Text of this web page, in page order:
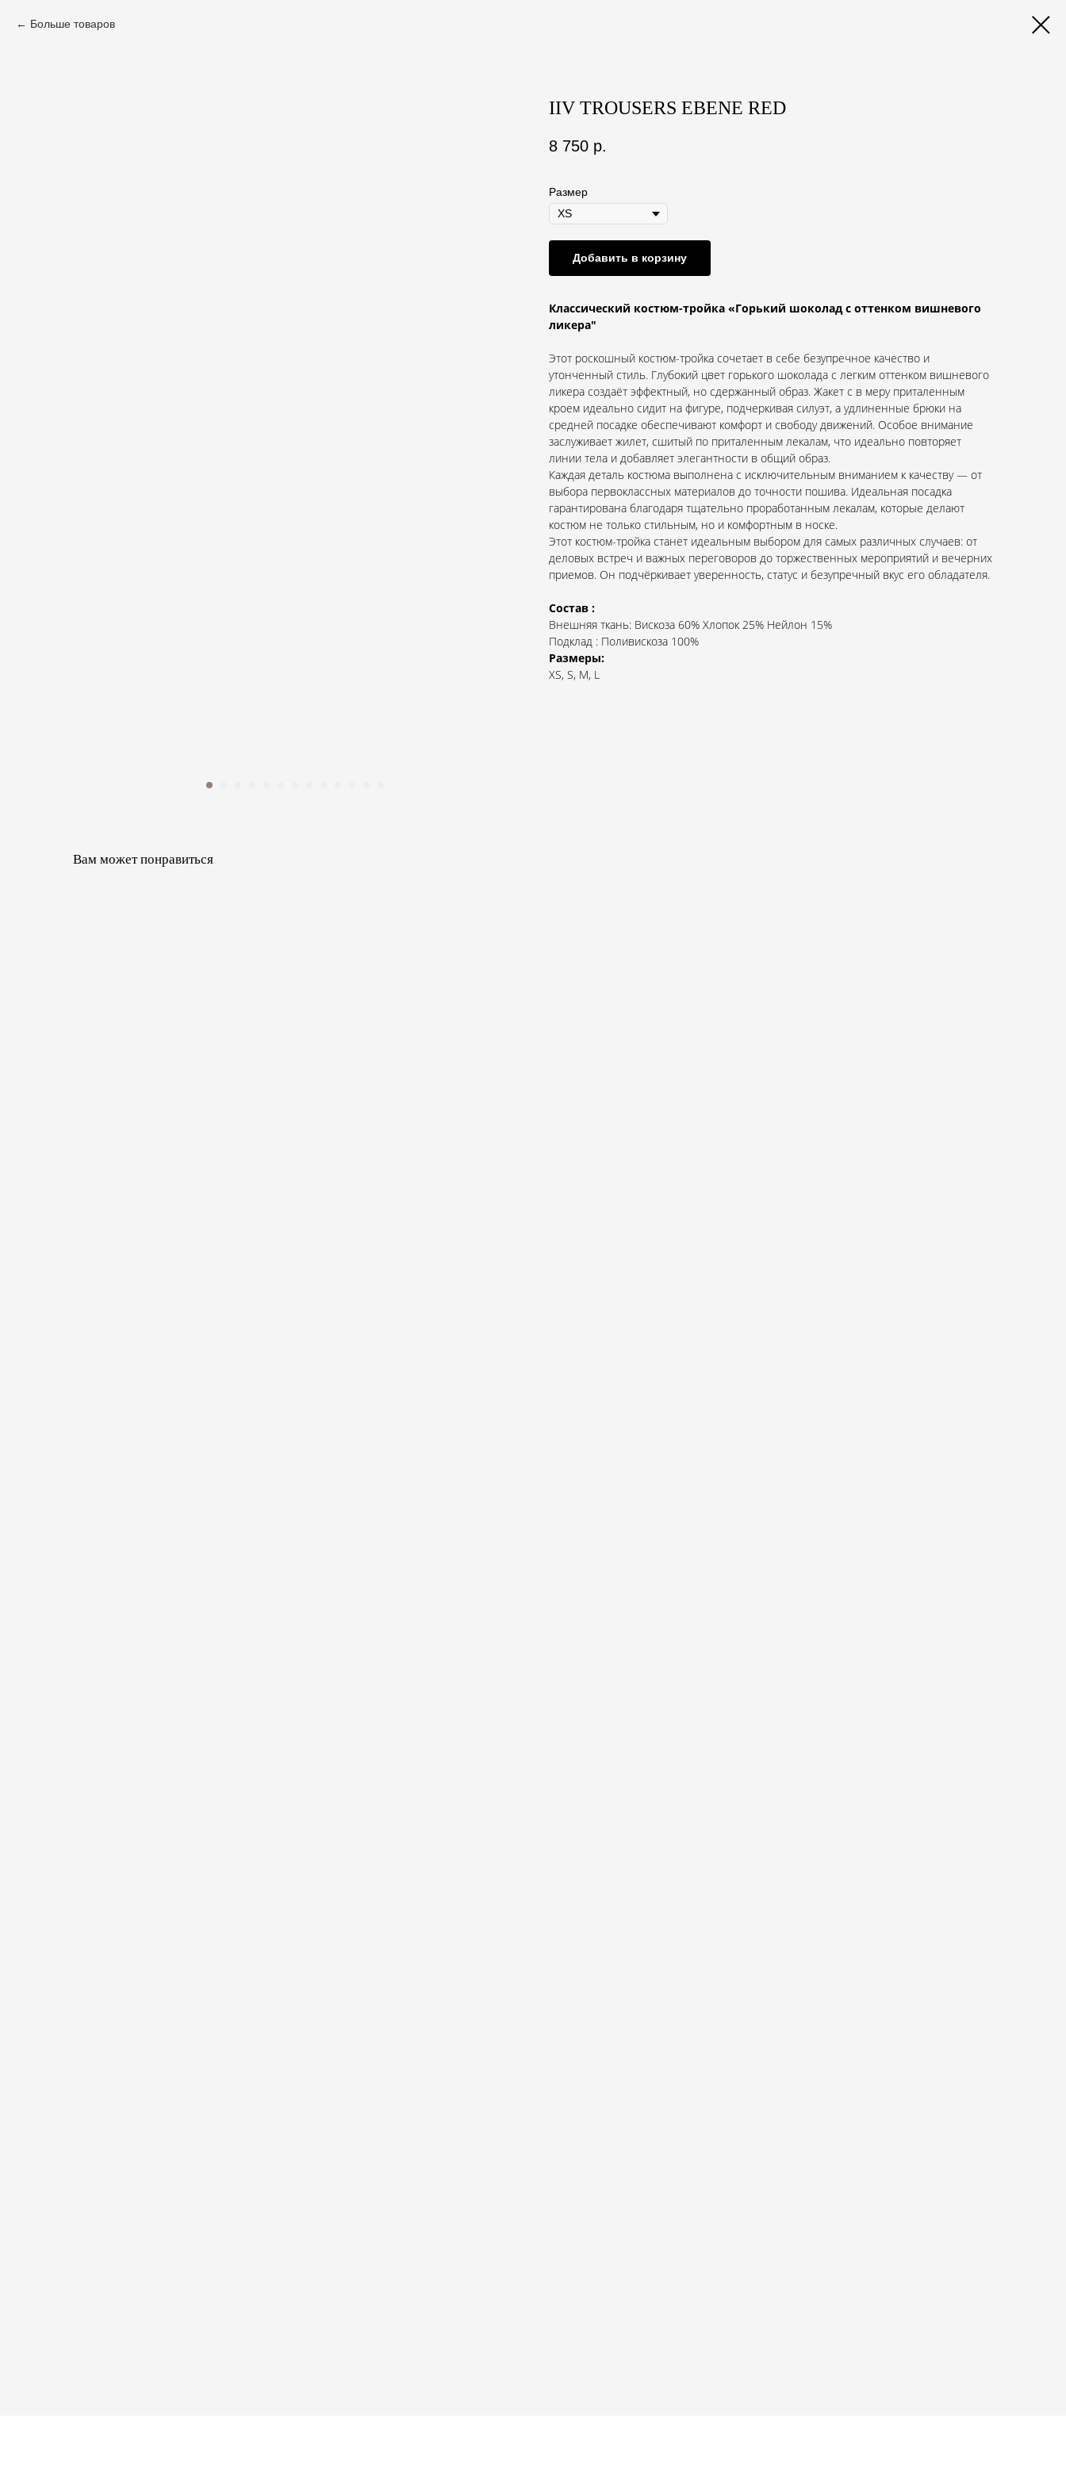
Больше товаров
IIV TROUSERS EBENE RED
8 750 р.
Размер
Добавить в корзину
Классический костюм-тройка «Горький шоколад с оттенком вишневого
ликера"
Этот роскошный костюм-тройка сочетает в себе безупречное качество и
утонченный стиль. Глубокий цвет горького шоколада с легким оттенком вишневого
ликера создаёт эффектный, но сдержанный образ. Жакет с в меру приталенным
кроем идеально сидит на фигуре, подчеркивая силуэт, а удлиненные брюки на
средней посадке обеспечивают комфорт и свободу движений. Особое внимание
заслуживает жилет, сшитый по приталенным лекалам, что идеально повторяет
линии тела и добавляет элегантности в общий образ.
Каждая деталь костюма выполнена с исключительным вниманием к качеству — от
выбора первоклассных материалов до точности пошива. Идеальная посадка
гарантирована благодаря тщательно проработанным лекалам, которые делают
костюм не только стильным, но и комфортным в носке.
Этот костюм-тройка станет идеальным выбором для самых различных случаев: от
деловых встреч и важных переговоров до торжественных мероприятий и вечерних
приемов. Он подчёркивает уверенность, статус и безупречный вкус его обладателя.
Состав :
Внешняя ткань: Вискоза 60% Хлопок 25% Нейлон 15%
Подклад : Поливискоза 100%
Размеры:
XS, S, M, L
Вам может понравиться